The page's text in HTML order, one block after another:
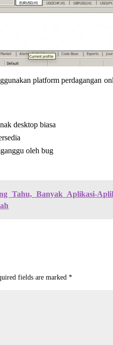
platform perdagangan
desktop biasa
oleh bug
Tahu, Banyak Aplikasi-
fields are marked*